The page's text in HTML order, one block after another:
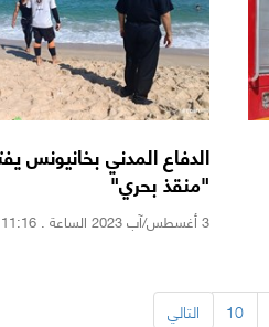
الدفاع المدني بخانيونس
"منقذ بحري"
3 أغسطس/آب 2023 الساعة . 11:16 ص
10 التالي